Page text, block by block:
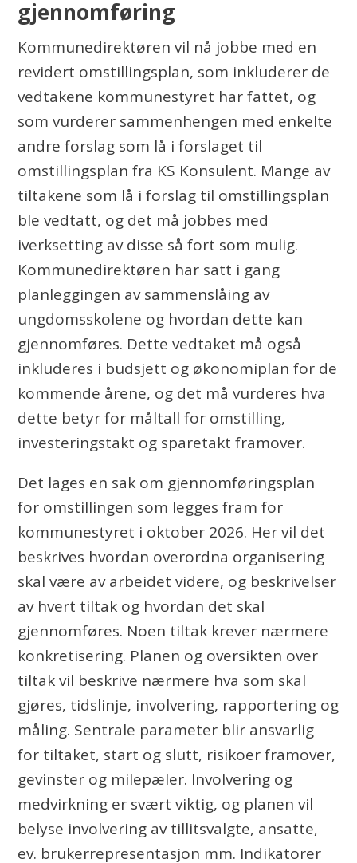
gjennomføring
Kommunedirektøren vil nå jobbe med en
revidert omstillingsplan, som inkluderer de
vedtakene kommunestyret har fattet, og
som vurderer sammenhengen med enkelte
andre forslag som lå i forslaget til
omstillingsplan fra KS Konsulent. Mange av
tiltakene som lå i forslag til omstillingsplan
ble vedtatt, og det må jobbes med
iverksetting av disse så fort som mulig.
Kommunedirektøren har satt i gang
planleggingen av sammenslåing av
ungdomsskolene og hvordan dette kan
gjennomføres. Dette vedtaket må også
inkluderes i budsjett og økonomiplan for de
kommende årene, og det må vurderes hva
dette betyr for måltall for omstilling,
investeringstakt og sparetakt framover.
Det lages en sak om gjennomføringsplan
for omstillingen som legges fram for
kommunestyret i oktober 2026. Her vil det
beskrives hvordan overordna organisering
skal være av arbeidet videre, og beskrivelser
av hvert tiltak og hvordan det skal
gjennomføres. Noen tiltak krever nærmere
konkretisering. Planen og oversikten over
tiltak vil beskrive nærmere hva som skal
gjøres, tidslinje, involvering, rapportering og
måling. Sentrale parameter blir ansvarlig
for tiltaket, start og slutt, risikoer framover,
gevinster og milepæler. Involvering og
medvirkning er svært viktig, og planen vil
belyse involvering av tillitsvalgte, ansatte,
ev. brukerrepresentasjon mm. Indikatorer